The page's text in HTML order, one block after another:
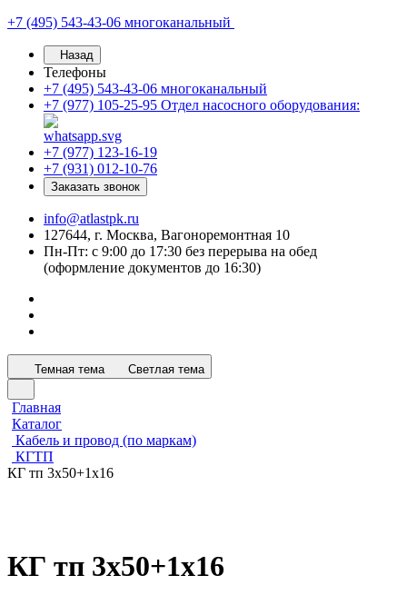
+7 (495) 543-43-06 многоканальный
Назад
Телефоны
+7 (495) 543-43-06 многоканальный
+7 (977) 105-25-95 Отдел насосного оборудования:
+7 (977) 123-16-19
+7 (931) 012-10-76
Заказать звонок
info@atlastpk.ru
127644, г. Москва, Вагоноремонтная 10
Пн-Пт: с 9:00 до 17:30 без перерыва на обед
(оформление документов до 16:30)
Темная тема Светлая тема
Главная
Каталог
Кабель и провод (по маркам)
КГТП
КГ тп 3х50+1х16
КГ тп 3х50+1х16